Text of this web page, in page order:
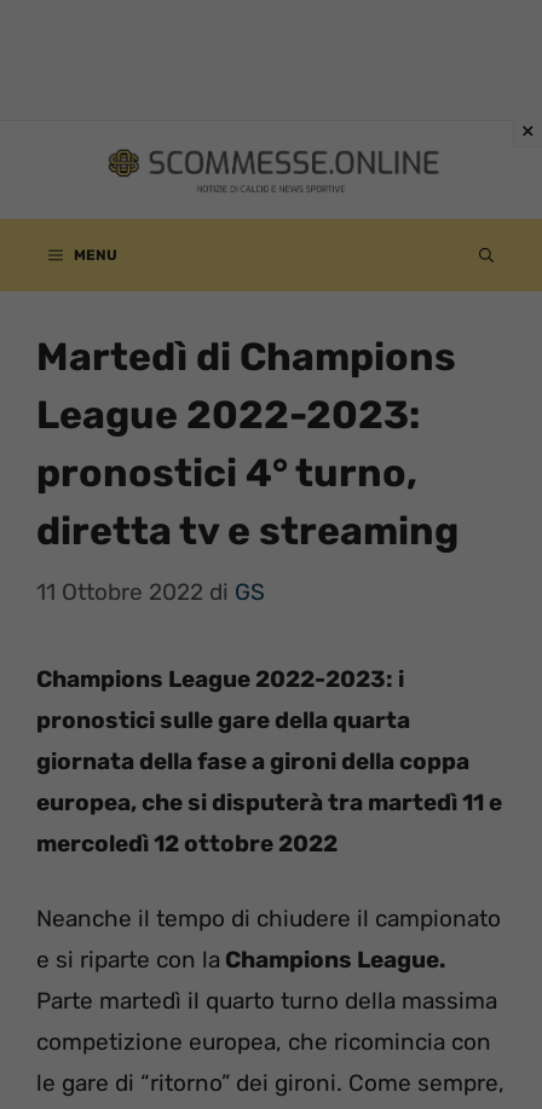
contenuto
MENU
Martedì di Champions
League 2022-2023:
pronostici 4° turno,
diretta tv e streaming
11 Ottobre 2022 di GS
Champions League 2022-2023: i
pronostici sulle gare della quarta
giornata della fase a gironi della coppa
europea, che si disputerà tra martedì 11 e
mercoledì 12 ottobre 2022
Neanche il tempo di chiudere il campionato
e si riparte con la Champions League.
Parte martedì il quarto turno della massima
competizione europea, che ricomincia con
le gare di “ritorno” dei gironi. Come sempre,